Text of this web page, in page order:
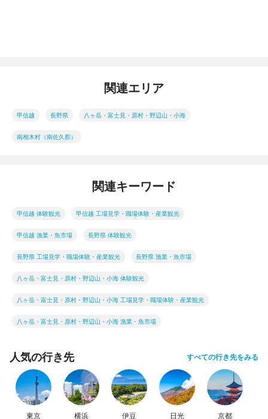
関連エリア
甲信越 長野県 八ヶ岳・富士見・原村・野辺山・小海
南相木村（南佐久郡）
関連キーワード
甲信越 体験観光 甲信越 工場見学・職場体験・産業観光
甲信越 漁業・魚市場 長野県 体験観光
長野県 工場見学・職場体験・産業観光 長野県 漁業・魚市場
八ヶ岳・富士見・原村・野辺山・小海 体験観光
八ヶ岳・富士見・原村・野辺山・小海 工場見学・職場体験・産業観光
八ヶ岳・富士見・原村・野辺山・小海 漁業・魚市場
人気の行き先 すべての行き先をみる
東京 横浜 伊豆 日光 京都